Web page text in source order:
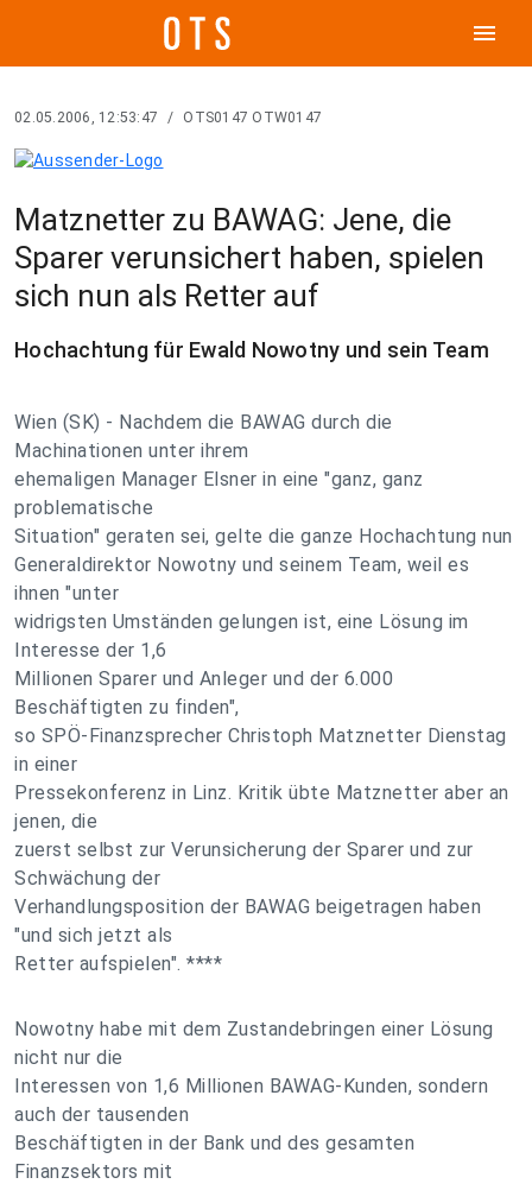
menu
02.05.2006, 12:53:47 / OTS0147 OTW0147
Matznetter zu BAWAG: Jene, die
Sparer verunsichert haben, spielen
sich nun als Retter auf
Hochachtung für Ewald Nowotny und sein Team
Wien (SK) - Nachdem die BAWAG durch die
Machinationen unter ihrem
ehemaligen Manager Elsner in eine "ganz, ganz
problematische
Situation" geraten sei, gelte die ganze Hochachtung nun
Generaldirektor Nowotny und seinem Team, weil es
ihnen "unter
widrigsten Umständen gelungen ist, eine Lösung im
Interesse der 1,6
Millionen Sparer und Anleger und der 6.000
Beschäftigten zu finden",
so SPÖ-Finanzsprecher Christoph Matznetter Dienstag
in einer
Pressekonferenz in Linz. Kritik übte Matznetter aber an
jenen, die
zuerst selbst zur Verunsicherung der Sparer und zur
Schwächung der
Verhandlungsposition der BAWAG beigetragen haben
"und sich jetzt als
Retter aufspielen". ****
Nowotny habe mit dem Zustandebringen einer Lösung
nicht nur die
Interessen von 1,6 Millionen BAWAG-Kunden, sondern
auch der tausenden
Beschäftigten in der Bank und des gesamten
Finanzsektors mit